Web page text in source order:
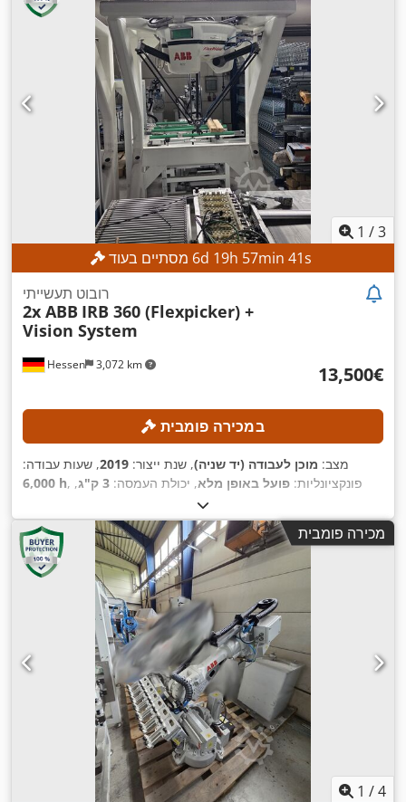
1 /3
6d 19h 57min 39s
Hessen 3,072 km
רובוט תעשייתי
2x ABB IRB 360 (Flexpicker) +
Vision System
‏13,500 ‏€
במכירה פומבית
מצב: מוכן לעבודה (יד שניה), שנת ייצור: 2019, שעות עבודה:
6,000 h
, פונקציונליות: פועל באופן מלא, יכולת העמסה: 3 ק"ג
,
מכירה פומבית
1 /4